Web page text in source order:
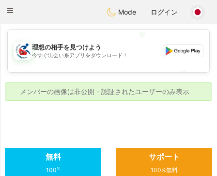
Handi Space
Toggle
Mode ログイン
💖
💕
理想の相手を見つけよう
今すぐ出会い系アプリをダウンロード！
メンバーの画像は非公開 - 認証されたユーザーのみ表示
無料
100%
サポート
100%無料